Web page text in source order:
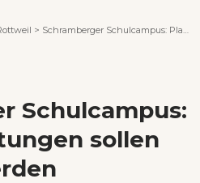
> Schramberger Schulcampus: Planungsleistungen sollen vergeben werden
Schulcampus:
sollen